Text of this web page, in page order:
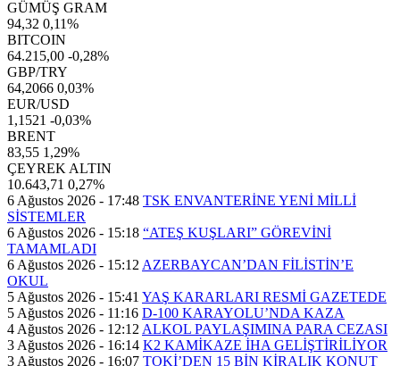
GÜMÜŞ GRAM
94,32 0,11%
BITCOIN
64.215,00 -0,28%
GBP/TRY
64,2066 0,03%
EUR/USD
1,1521 -0,03%
BRENT
83,55 1,29%
ÇEYREK ALTIN
10.643,71 0,27%
6 Ağustos 2026 - 17:48 TSK ENVANTERİNE YENİ MİLLİ
SİSTEMLER
6 Ağustos 2026 - 15:18 “ATEŞ KUŞLARI” GÖREVİNİ
TAMAMLADI
6 Ağustos 2026 - 15:12 AZERBAYCAN’DAN FİLİSTİN’E
OKUL
5 Ağustos 2026 - 15:41 YAŞ KARARLARI RESMİ GAZETEDE
5 Ağustos 2026 - 11:16 D-100 KARAYOLU’NDA KAZA
4 Ağustos 2026 - 12:12 ALKOL PAYLAŞIMINA PARA CEZASI
3 Ağustos 2026 - 16:14 K2 KAMİKAZE İHA GELİŞTİRİLİYOR
3 Ağustos 2026 - 16:07 TOKİ’DEN 15 BİN KİRALIK KONUT